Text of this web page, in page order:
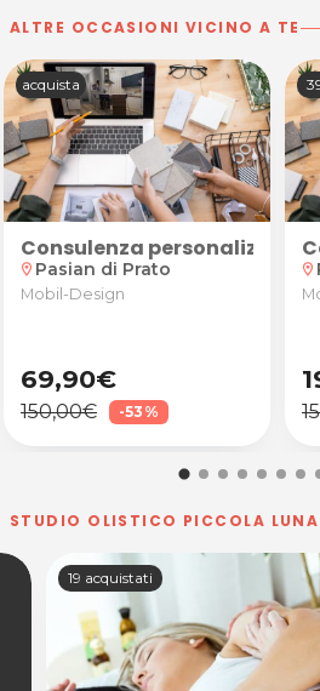
ALTRE OCCASIONI VICINO A TE
Pizzeria La
online
acquista
Consulenza personalizzata
location_on Pasian di Prato
Mobil-Design
69,90€
150,00€ -53%
location_on
STUDIO OLISTICO PICCOLA
19 acquistati